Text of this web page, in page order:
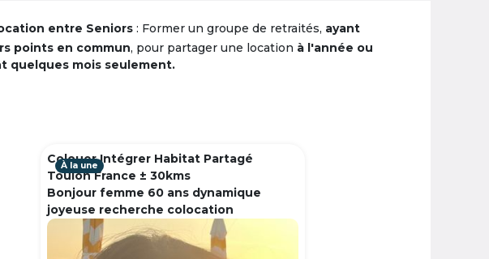
entre Seniors : Former un groupe de retraités, ayant
points en commun, pour partager une location à l'année ou
quelques mois seulement.
Colouer Intégrer Habitat Partagé
Toulon France ± 30kms
Bonjour femme 60 ans dynamique
joyeuse recherche colocation
À la une